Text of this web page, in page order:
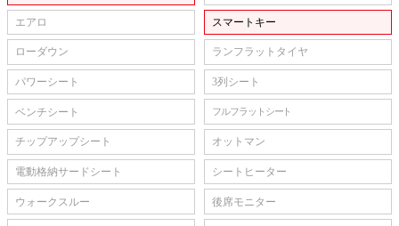
エアロ スマートキー
ローダウン ランフラットタイヤ
パワーシート 3列シート
ベンチシート フルフラットシート
チップアップシート オットマン
電動格納サードシート シートヒーター
ウォークスルー 後席モニター